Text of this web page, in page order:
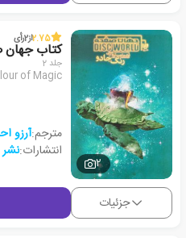
2
2.75از2رأی
کتاب
جلد 2
of Magic
مترجم:آرزو
انتشارات:نشر
جزئیات